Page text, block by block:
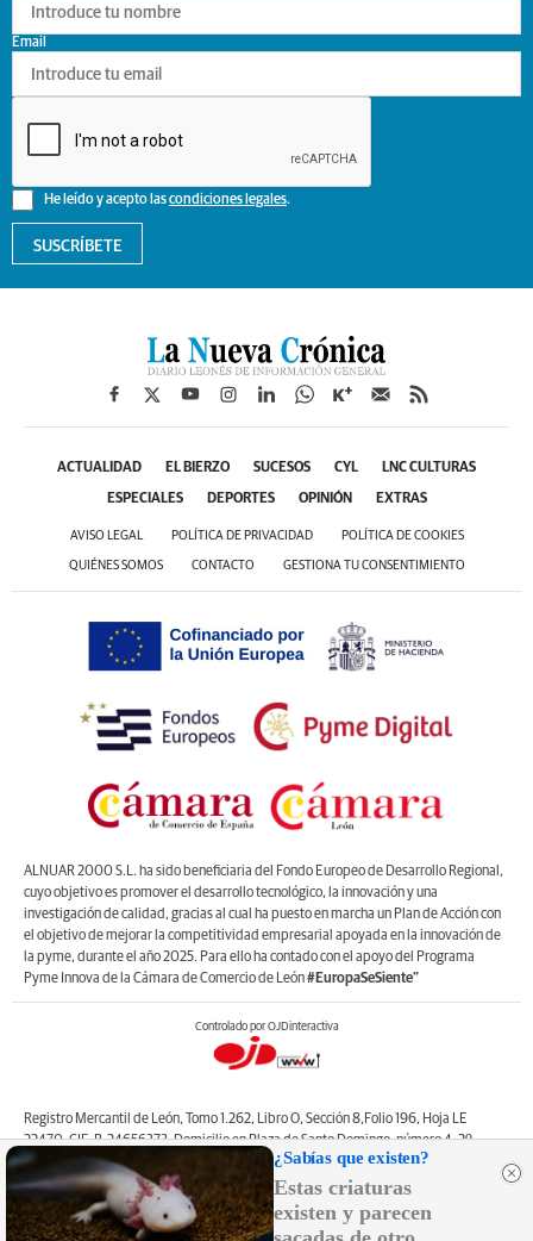
He leído y acepto lascondiciones legales.
Email
SUSCRÍBETE
ACTUALIDAD EL BIERZO SUCESOS CYL LNC CULTURAS
ESPECIALES DEPORTES OPINIÓN EXTRAS
AVISO LEGAL POLÍTICA DE PRIVACIDAD POLÍTICA DE COOKIES
QUIÉNES SOMOS CONTACTO GESTIONA TU CONSENTIMIENTO
ALNUAR 2000 S.L. ha sido beneficiaria del Fondo Europeo de Desarrollo Regional,
cuyo objetivo es promover el desarrollo tecnológico, la innovación y una
investigación de calidad, gracias al cual ha puesto en marcha un Plan de Acción con
el objetivo de mejorar la competitividad empresarial apoyada en la innovación de
la pyme, durante el año 2025. Para ello ha contado con el apoyo del Programa
Pyme Innova de la Cámara de Comercio de León#EuropaSeSiente”
Controlado por OJDinteractiva
Registro Mercantil de León, Tomo 1.262, Libro O, Sección 8,Folio 196, Hoja LE
22470. CIF: B-24656373. Domicilio en Plaza de Santo Domingo, número 4, 2º
izquierda, 24001, León. Correo electrónico de contacto: web@lanuevacronica.com.
Copyright © ALNUAR 2000 S.L. (LA NUEVA CRÓNICA). Incluye contenidos de la
empresa, de empresas del grupo o de terceros.
¿Sabías que existen?
Estas criaturas
existen y parecen